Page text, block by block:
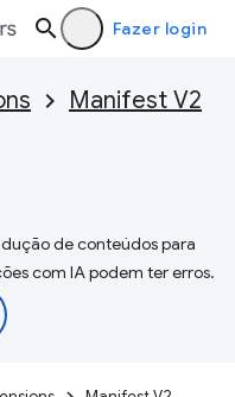
Fazer login
Manifest V2
de conteúdos para
com IA podem ter erros.